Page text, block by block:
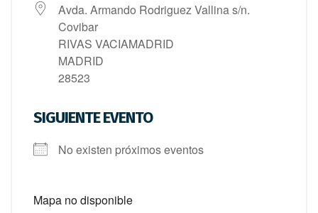
Avda. Armando Rodriguez Vallina s/n.
Covibar
RIVAS VACIAMADRID
MADRID
28523
SIGUIENTE EVENTO
No existen próximos eventos
Mapa no disponible